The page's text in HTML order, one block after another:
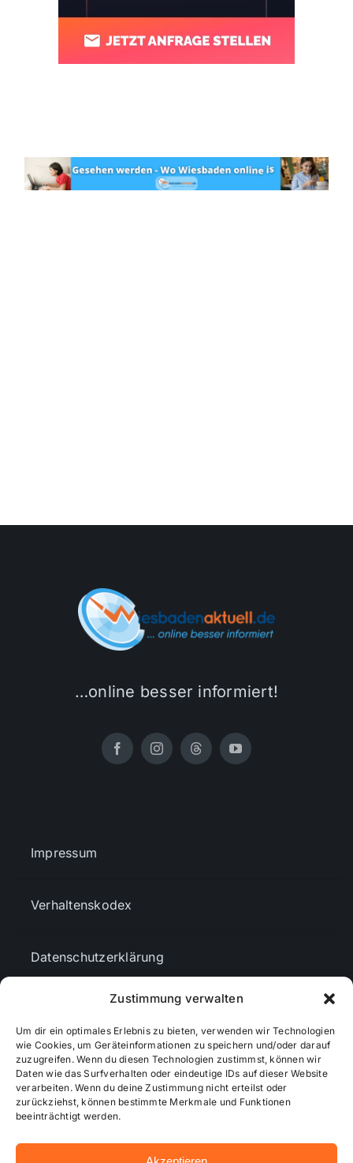
Zustimmung verwalten
Um dir ein optimales Erlebnis zu bieten, verwenden wir Technologien
wie Cookies, um Geräteinformationen zu speichern und/oder darauf
zuzugreifen. Wenn du diesen Technologien zustimmst, können wir
Daten wie das Surfverhalten oder eindeutige IDs auf dieser Website
verarbeiten. Wenn du deine Zustimmung nicht erteilst oder
zurückziehst, können bestimmte Merkmale und Funktionen
beeinträchtigt werden.
…online besser informiert!
Impressum
Verhaltenskodex
Datenschutzerklärung
Cookie-Richtlinie (EU)
Mediendaten